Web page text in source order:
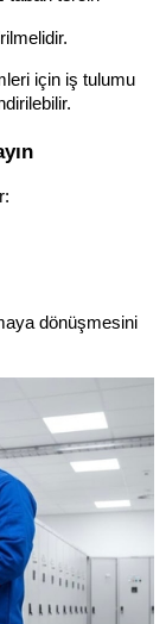
için iş tulumu
dönüşmesini